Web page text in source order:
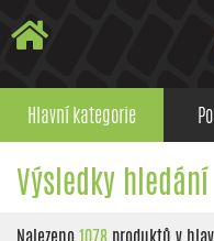
Hlavní kategorie
Výsledky hledání